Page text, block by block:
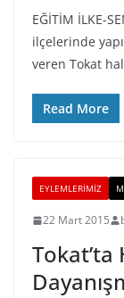
EĞİTİM İLKE-
ilçelerinde
veren Tokat
Read More
EYLEMLERIMIZ
22 Mart 2015
Tokat’ta